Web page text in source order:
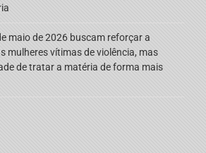
maio de 2026 buscam reforçar a
mulheres vítimas de violência, mas
de tratar a matéria de forma mais